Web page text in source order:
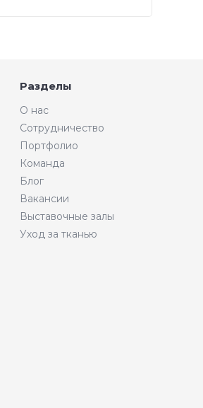
Разделы
О нас
Сотрудничество
Портфолио
Команда
Блог
Вакансии
Выставочные залы
Уход за тканью